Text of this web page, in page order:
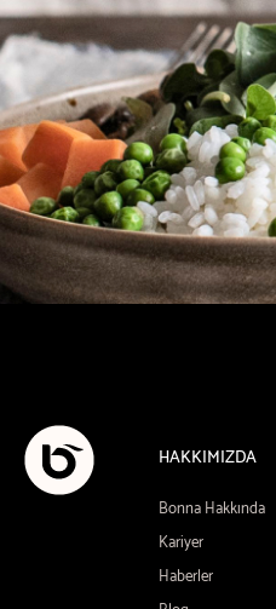
HAKKIMIZDA
Bonna Hakkında
Kariyer
Haberler